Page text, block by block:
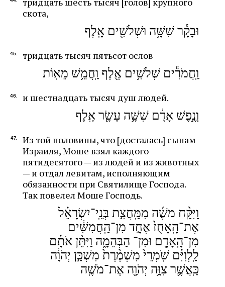
скота,
וּבָקָ֕ר שִׁשָּׁ֥ה וּשְׁלשִׁ֖ים אָֽלֶף
тридцать тысяч пятьсот ослов
וַֽחֲמֹרִ֕ים שְׁלשִׁ֥ים אֶ֖לֶף וַֽחֲמֵ֥שׁ מֵאֽוֹת
и шестнадцать тысяч душ людей.
וְנֶ֣פֶשׁ אָדָ֔ם שִׁשָּׁ֥ה עָשָׂ֖ר אָֽלֶף
Из той половины, что [досталась] сынам
Израиля, Моше взял каждого
пятидесятого — из людей и из животных
— и отдал левитам, исполняющим
обязанности при Святилище Господа.
Так повелел Моше Господь.
וַיִּקַּ֨ח משֶׁ֜ה מִמַּֽחֲצִ֣ת בְּנֵֽי־יִשְׂרָאֵ֗ל
אֶת־הָֽאָחֻז֙ אֶחָ֣ד מִן־הַֽחֲמִשִּׁ֔ים
מִן־הָֽאָדָ֖ם וּמִן־ הַבְּהֵמָ֑ה וַיִּתֵּ֨ן אֹתָ֜ם
לַֽלְוִיִּ֗ם שֹֽׁמְרֵי֙ מִשְׁמֶ֨רֶת֙ מִשְׁכַּ֣ן יְהֹוָ֔ה
כַּֽאֲשֶׁ֛ר צִוָּ֥ה יְהֹוָ֖ה אֶת־מֹשֶֽׁה